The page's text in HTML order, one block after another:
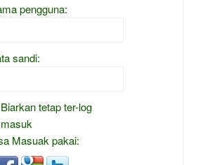
pengguna:
sandi:
Biarkan tetap ter-log
masuk
Masuak pakai: